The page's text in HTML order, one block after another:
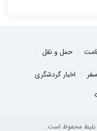
حمل و نقل
اخبار گردشگری
بلیط محفوظ است.